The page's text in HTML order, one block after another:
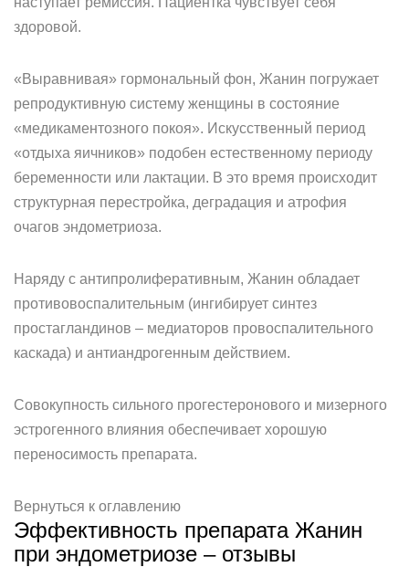
здоровой.
«Выравнивая» гормональный фон, Жанин погружает
репродуктивную систему женщины в состояние
«медикаментозного покоя». Искусственный период
«отдыха яичников» подобен естественному периоду
беременности или лактации. В это время происходит
структурная перестройка, деградация и атрофия
очагов эндометриоза.
Наряду с антипролиферативным, Жанин обладает
противовоспалительным (ингибирует синтез
простагландинов – медиаторов провоспалительного
каскада) и антиандрогенным действием.
Совокупность сильного прогестеронового и мизерного
эстрогенного влияния обеспечивает хорошую
переносимость препарата.
Вернуться к оглавлению
Эффективность препарата Жанин
при эндометриозе – отзывы